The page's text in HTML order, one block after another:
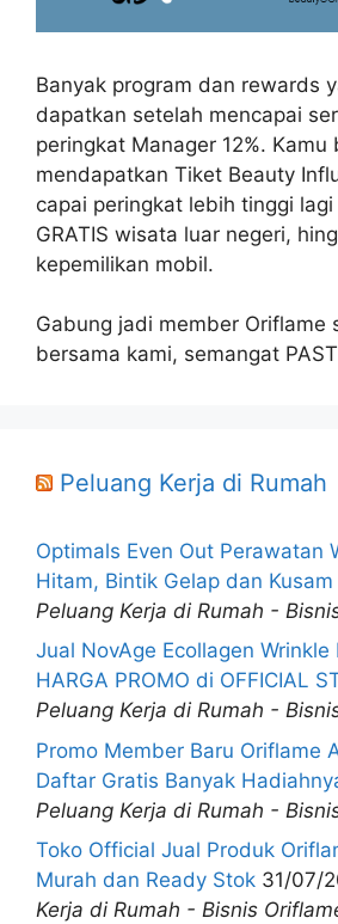
Banyak program dan rewards
dapatkan setelah mencapai
peringkat Manager 12%. Kamu
mendapatkan Tiket Beauty
capai peringkat lebih tinggi
GRATIS wisata luar negeri,
kepemilikan mobil.
Gabung jadi member Oriflame
bersama kami, semangat
Peluang Kerja di Rumah
Optimals Even Out Perawatan
Hitam, Bintik Gelap dan Kusam
Peluang Kerja di Rumah -
Jual NovAge Ecollagen Wrinkle
HARGA PROMO di OFFICIAL
Peluang Kerja di Rumah -
Promo Member Baru Oriflame
Daftar Gratis Banyak
Peluang Kerja di Rumah -
Toko Official Jual Produk
Murah dan Ready Stok 31/07/
Kerja di Rumah - Bisnis